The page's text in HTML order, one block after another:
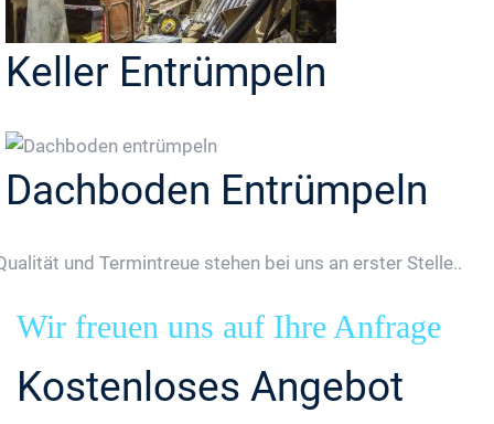
Keller Entrümpeln
Dachboden Entrümpeln
und Termintreue stehen bei uns an erster Stelle..
Wir freuen uns auf Ihre Anfrage
Kostenloses Angebot